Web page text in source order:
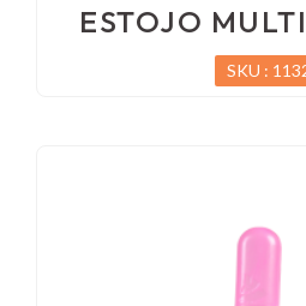
ESTOJO
SKU :